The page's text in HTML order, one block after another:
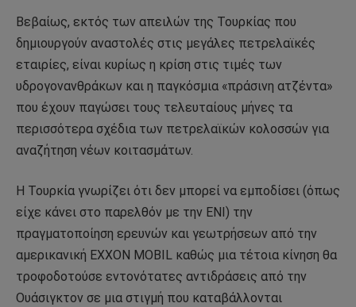
Βεβαίως, εκτός των απειλών της Τουρκίας που
δημιουργούν αναστολές στις μεγάλες πετρελαϊκές
εταιρίες, είναι κυρίως η κρίση στις τιμές των
υδρογονανθράκων και η παγκόσμια «πράσινη ατζέντα»
που έχουν παγώσει τους τελευταίους μήνες τα
περισσότερα σχέδια των πετρελαϊκών κολοσσών για
αναζήτηση νέων κοιτασμάτων.
Η Τουρκία γνωρίζει ότι δεν μπορεί να εμποδίσει (όπως
είχε κάνει στο παρελθόν με την ΕΝΙ) την
πραγματοποίηση ερευνών και γεωτρήσεων από την
αμερικανική EXXON MOBIL καθώς μια τέτοια κίνηση θα
τροφοδοτούσε εντονότατες αντιδράσεις από την
Ουάσιγκτον σε μια στιγμή που καταβάλλονται